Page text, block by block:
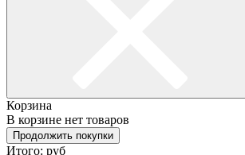
Корзина
В корзине нет товаров
Продолжить покупки
Итого: руб